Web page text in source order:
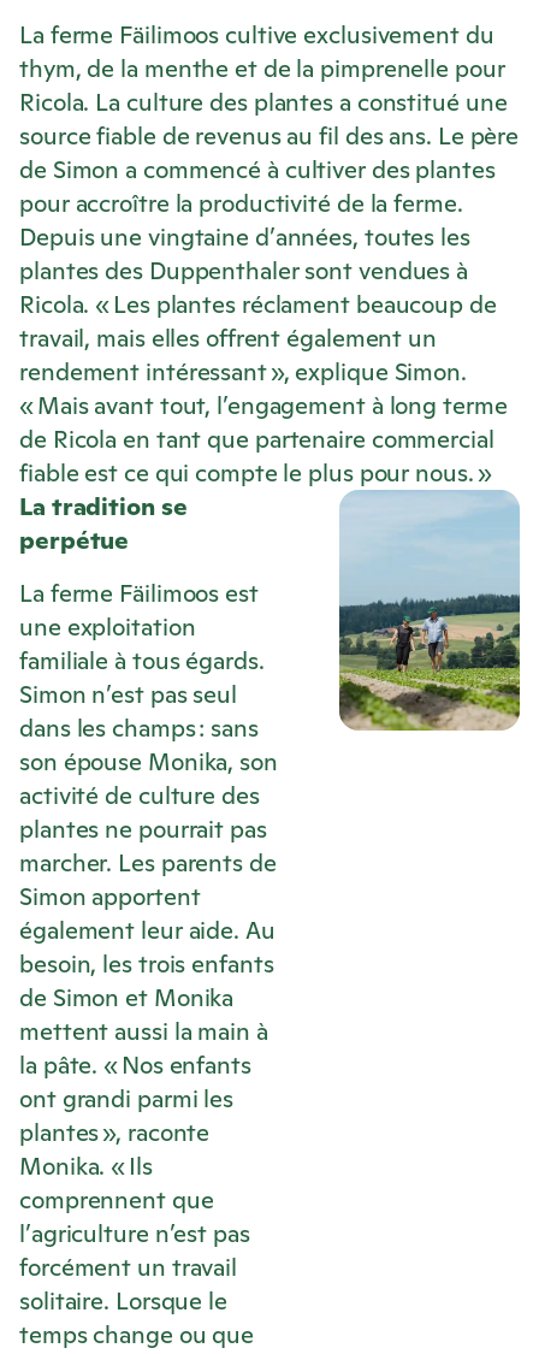
La ferme Fäilimoos cultive exclusivement du
thym, de la menthe et de la pimprenelle pour
Ricola. La culture des plantes a constitué une
source fiable de revenus au fil des ans. Le père
de Simon a commencé à cultiver des plantes
pour accroître la productivité de la ferme.
Depuis une vingtaine d’années, toutes les
plantes des Duppenthaler sont vendues à
Ricola. « Les plantes réclament beaucoup de
travail, mais elles offrent également un
rendement intéressant », explique Simon.
« Mais avant tout, l’engagement à long terme
de Ricola en tant que partenaire commercial
fiable est ce qui compte le plus pour nous. »
La tradition se
perpétue
La ferme Fäilimoos est
une exploitation
familiale à tous égards.
Simon n’est pas seul
dans les champs : sans
son épouse Monika, son
activité de culture des
plantes ne pourrait pas
marcher. Les parents de
Simon apportent
également leur aide. Au
besoin, les trois enfants
de Simon et Monika
mettent aussi la main à
la pâte. « Nos enfants
ont grandi parmi les
plantes », raconte
Monika. « Ils
comprennent que
l’agriculture n’est pas
forcément un travail
solitaire. Lorsque le
temps change ou que